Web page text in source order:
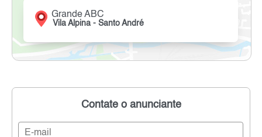
Grande ABC
Vila Alpina - Santo André
Contate o anunciante